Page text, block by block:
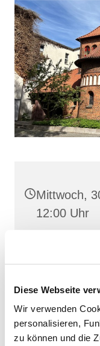
Diese Webseite
Wir verwenden
personalisieren,
zu können und die
Mittwoch,
12:00 Uhr